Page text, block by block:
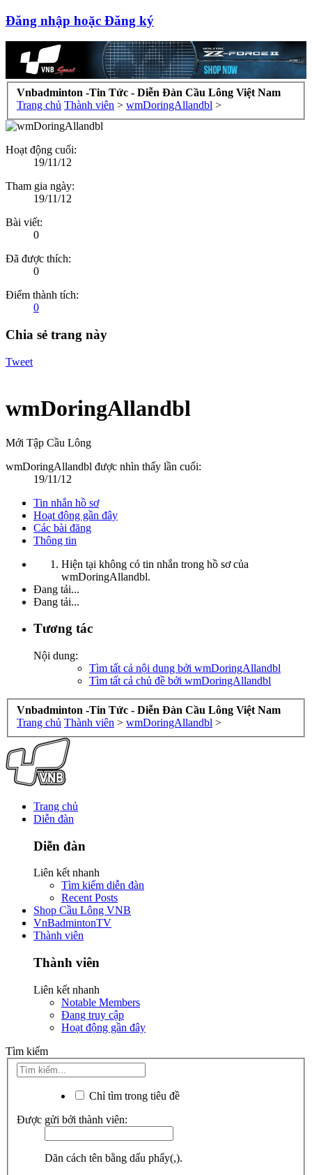
Đăng nhập hoặc Đăng ký
Vnbadminton -Tin Tức - Diễn Đàn Cầu Lông Việt Nam
Trang chủ Thành viên > wmDoringAllandbl >
Hoạt động cuối:
19/11/12
Tham gia ngày:
19/11/12
Bài viết:
0
Đã được thích:
0
Điểm thành tích:
0
Chia sẻ trang này
Tweet
wmDoringAllandbl
Mới Tập Cầu Lông
wmDoringAllandbl được nhìn thấy lần cuối:
19/11/12
Tin nhắn hồ sơ
Hoạt động gần đây
Các bài đăng
Thông tin
Hiện tại không có tin nhắn trong hồ sơ của
wmDoringAllandbl.
Đang tải...
Đang tải...
Tương tác
Nội dung:
Tìm tất cả nội dung bởi wmDoringAllandbl
Tìm tất cả chủ đề bởi wmDoringAllandbl
Vnbadminton -Tin Tức - Diễn Đàn Cầu Lông Việt Nam
Trang chủ Thành viên > wmDoringAllandbl >
Trang chủ
Diễn đàn
Diễn đàn
Liên kết nhanh
Tìm kiếm diễn đàn
Recent Posts
Shop Cầu Lông VNB
VnBadmintonTV
Thành viên
Thành viên
Liên kết nhanh
Notable Members
Đang truy cập
Hoạt động gần đây
Tìm kiếm
Chỉ tìm trong tiêu đề
Được gửi bởi thành viên:
Dãn cách tên bằng dấu phẩy(,).